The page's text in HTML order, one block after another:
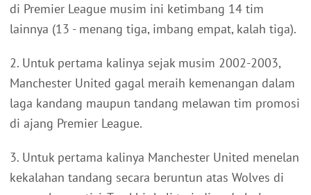
di Premier League musim ini ketimbang 14 tim
lainnya (13 - menang tiga, imbang empat, kalah tiga).
2. Untuk pertama kalinya sejak musim 2002-2003,
Manchester United gagal meraih kemenangan dalam
laga kandang maupun tandang melawan tim promosi
di ajang Premier League.
3. Untuk pertama kalinya Manchester United menelan
kekalahan tandang secara beruntun atas Wolves di